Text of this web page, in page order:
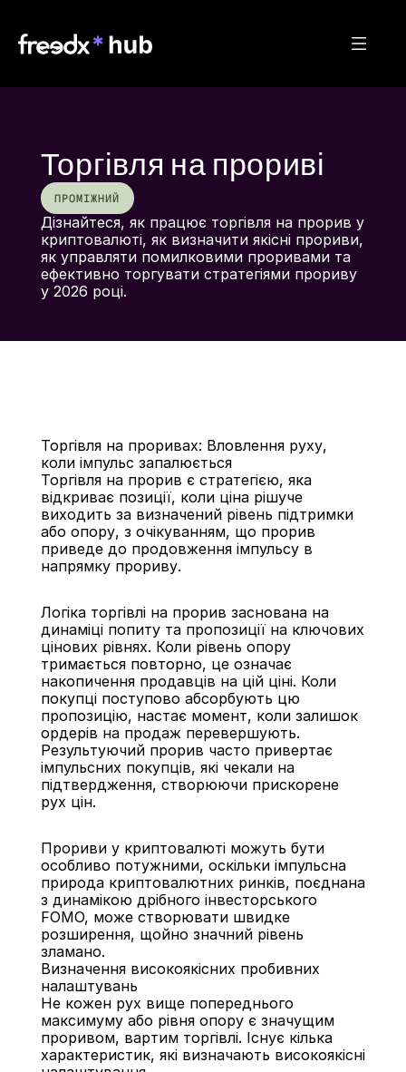
Торгівля на прориві
ПРОМІЖНИЙ
Дізнайтеся, як працює торгівля на прорив у
криптовалюті, як визначити якісні прориви,
як управляти помилковими проривами та
ефективно торгувати стратегіями прориву
у 2026 році.
Назад
Торгівля на проривах: Вловлення руху,
коли імпульс запалюється
Торгівля на прорив є стратегією, яка
відкриває позиції, коли ціна рішуче
виходить за визначений рівень підтримки
або опору, з очікуванням, що прорив
приведе до продовження імпульсу в
напрямку прориву.
Логіка торгівлі на прорив заснована на
динаміці попиту та пропозиції на ключових
цінових рівнях. Коли рівень опору
тримається повторно, це означає
накопичення продавців на цій ціні. Коли
покупці поступово абсорбують цю
пропозицію, настає момент, коли залишок
ордерів на продаж перевершують.
Результуючий прорив часто привертає
імпульсних покупців, які чекали на
підтвердження, створюючи прискорене
рух цін.
Прориви у криптовалюті можуть бути
особливо потужними, оскільки імпульсна
природа криптовалютних ринків, поєднана
з динамікою дрібного інвесторського
FOMO, може створювати швидке
розширення, щойно значний рівень
зламано.
Визначення високоякісних пробивних
налаштувань
Не кожен рух вище попереднього
максимуму або рівня опору є значущим
проривом, вартим торгівлі. Існує кілька
характеристик, які визначають високоякісні